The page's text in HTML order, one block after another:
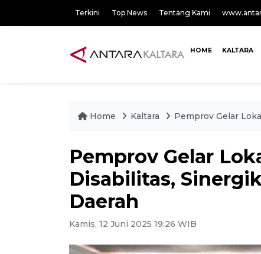
Terkini Top News Tentang Kami
HOME KALTARA
Home Kaltara Pemprov Gelar
Pemprov Gelar
Disabilitas,
Daerah
Kamis, 12 Juni 2025 19:26 WIB